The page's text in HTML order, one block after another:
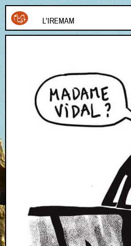
L'IREMAM